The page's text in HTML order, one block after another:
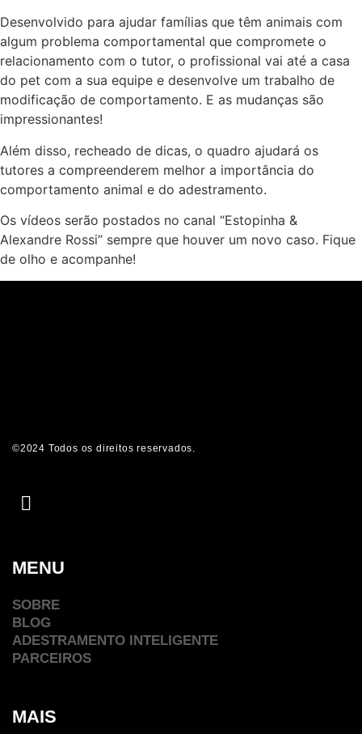
Desenvolvido para ajudar famílias que têm animais com
algum problema comportamental que compromete o
relacionamento com o tutor, o profissional vai até a casa
do pet com a sua equipe e desenvolve um trabalho de
modificação de comportamento. E as mudanças são
impressionantes!
Além disso, recheado de dicas, o quadro ajudará os
tutores a compreenderem melhor a importância do
comportamento animal e do adestramento.
Os vídeos serão postados no canal “Estopinha &
Alexandre Rossi” sempre que houver um novo caso. Fique
de olho e acompanhe!
©2024 Todos os direitos reservados.
MENU
SOBRE
BLOG
ADESTRAMENTO INTELIGENTE
PARCEIROS
MAIS